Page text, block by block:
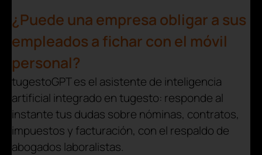
¿Puede una empresa obligar a sus
empleados a fichar con el móvil
personal?
tugestoGPT es el asistente de inteligencia
artificial integrado en tugesto: responde al
instante tus dudas sobre nóminas, contratos,
impuestos y facturación, con el respaldo de
abogados laboralistas.